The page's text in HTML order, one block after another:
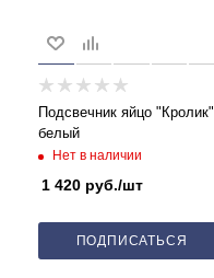
Подсвечник яйцо "Кролик"
белый
Нет в наличии
1 420 руб./шт
ПОДПИСАТЬСЯ